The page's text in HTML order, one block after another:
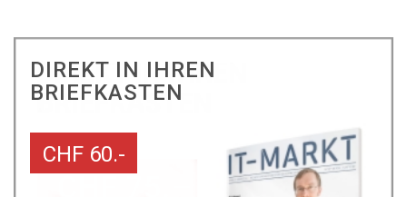
DIREKT IN IHREN
BRIEFKASTEN
CHF 60.-